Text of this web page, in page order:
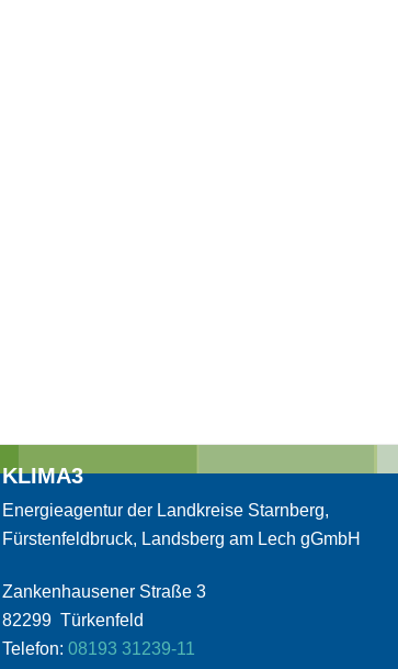
KLIMA3
Energieagentur der Landkreise Starnberg,
Fürstenfeldbruck, Landsberg am Lech gGmbH
Zankenhausener Straße 3
82299 Türkenfeld
Telefon: 08193 31239-11